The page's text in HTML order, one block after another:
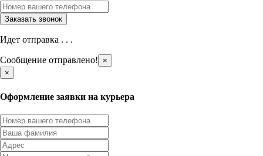
Идет отправка . . .
Сообщение отправлено!
×
×
Оформление заявки на курьера